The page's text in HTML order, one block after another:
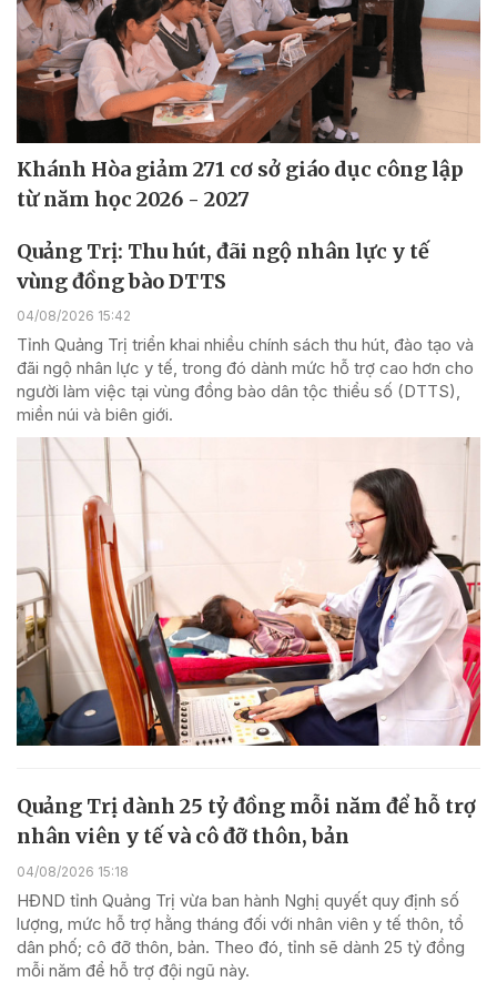
Khánh Hòa giảm 271 cơ sở giáo dục công lập
từ năm học 2026 - 2027
Quảng Trị: Thu hút, đãi ngộ nhân lực y tế
vùng đồng bào DTTS
04/08/2026 15:42
Tỉnh Quảng Trị triển khai nhiều chính sách thu hút, đào tạo và
đãi ngộ nhân lực y tế, trong đó dành mức hỗ trợ cao hơn cho
người làm việc tại vùng đồng bào dân tộc thiểu số (DTTS),
miền núi và biên giới.
Quảng Trị dành 25 tỷ đồng mỗi năm để hỗ trợ
nhân viên y tế và cô đỡ thôn, bản
04/08/2026 15:18
HĐND tỉnh Quảng Trị vừa ban hành Nghị quyết quy định số
lượng, mức hỗ trợ hằng tháng đối với nhân viên y tế thôn, tổ
dân phố; cô đỡ thôn, bản. Theo đó, tỉnh sẽ dành 25 tỷ đồng
mỗi năm để hỗ trợ đội ngũ này.